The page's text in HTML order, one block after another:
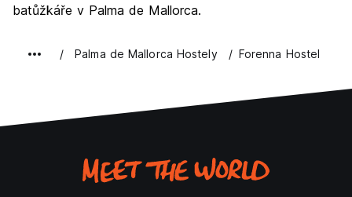
batůžkáře v Palma de Mallorca.
Palma de Mallorca Hostely Forenna Hostel